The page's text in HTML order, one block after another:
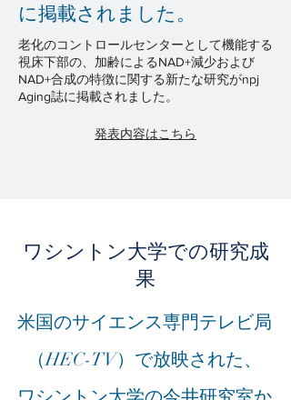
に掲載されました。
老化のコントロールセンターとして機能する
視床下部の、加齢によるNAD+減少および
NAD+合成の特徴に関する新たな研究がnpj
Aging誌に掲載されました。
発表内容はこちら
ワシントン大学での研究成
果
米国のサイエンス専門テレビ局
（HEC-TV）で放映された、